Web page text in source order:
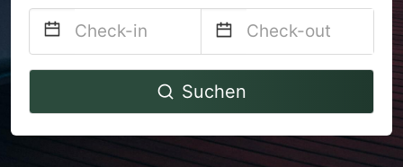
Navigate
to
Navigate
to
interact
Suchen